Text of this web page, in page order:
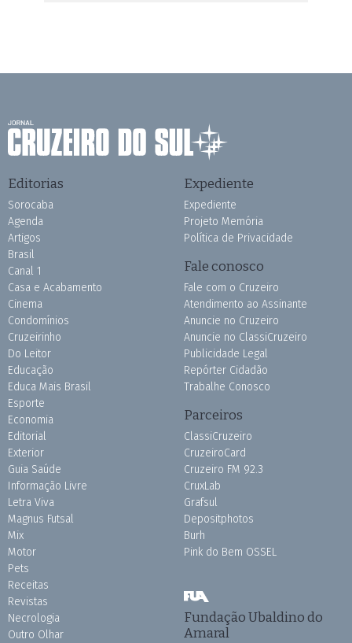
Editorias
Sorocaba
Agenda
Artigos
Brasil
Canal 1
Casa e Acabamento
Cinema
Condomínios
Cruzeirinho
Do Leitor
Educação
Educa Mais Brasil
Esporte
Economia
Editorial
Exterior
Guia Saúde
Informação Livre
Letra Viva
Magnus Futsal
Mix
Motor
Pets
Receitas
Revistas
Necrologia
Outro Olhar
Expediente
Expediente
Projeto Memória
Política de Privacidade
Fale conosco
Fale com o Cruzeiro
Atendimento ao Assinante
Anuncie no Cruzeiro
Anuncie no ClassiCruzeiro
Publicidade Legal
Repórter Cidadão
Trabalhe Conosco
Parceiros
ClassiCruzeiro
CruzeiroCard
Cruzeiro FM 92.3
CruxLab
Grafsul
Depositphotos
Burh
Pink do Bem OSSEL
Fundação Ubaldino do
Amaral